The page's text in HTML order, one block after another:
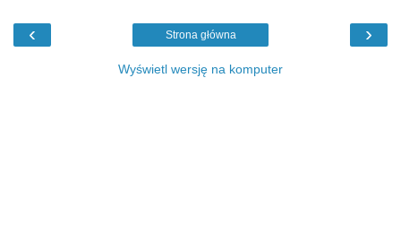
‹ ›
Strona główna
Wyświetl wersję na komputer